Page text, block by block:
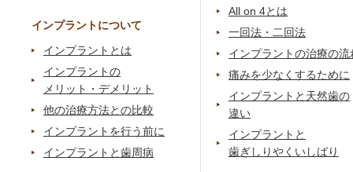
インプラントについて
インプラントとは
インプラントの
メリット・デメリット
他の治療方法との比較
インプラントを行う前に
インプラントと歯周病
All on 4とは
一回法・二回法
インプラントの治療の流
痛みを少なくするために
インプラントと天然歯の
違い
インプラントと
歯ぎしりやくいしばり